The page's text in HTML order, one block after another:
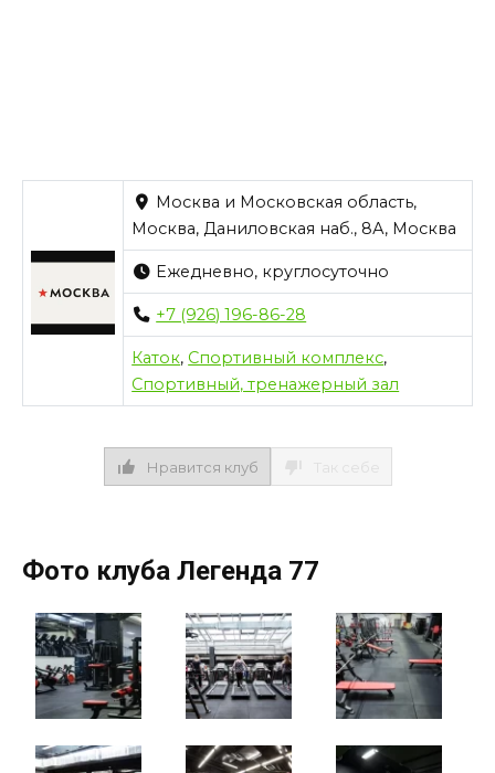
Москва и Московская область,
Москва, Даниловская наб., 8А, Москва
Ежедневно, круглосуточно
+7 (926) 196-86-28
Каток, Спортивный комплекс,
Спортивный, тренажерный зал
Нравится клуб
Фото клуба Легенда 77